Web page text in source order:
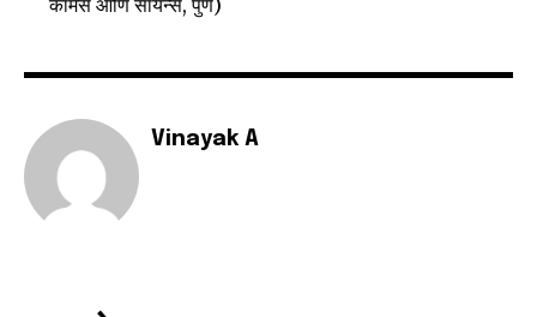
कॉमर्स आणि सायन्स, पुणे)
Vinayak A